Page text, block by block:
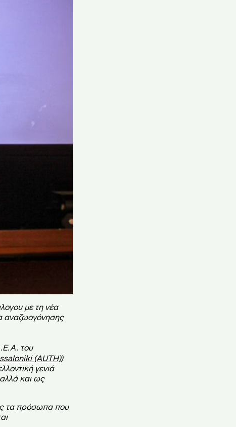
με τη νέα
αναζωογόνησης
του
(AUTH))
γενιά
και ως
τα πρόσωπα που